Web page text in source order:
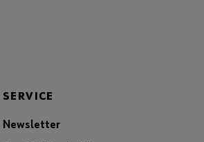
SERVICE
Newsletter